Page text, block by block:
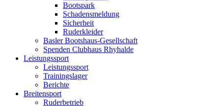
Bootspark
Schadensmeldung
Sicherheit
Ruderkleider
Basler Bootshaus-Gesellschaft
Spenden Clubhaus Rhyhalde
Leistungssport
Leistungssport
Trainingslager
Berichte
Breitensport
Ruderbetrieb